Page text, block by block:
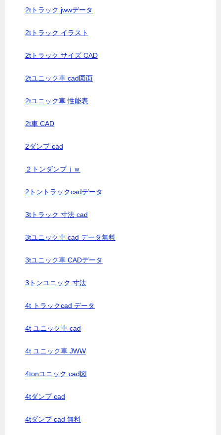
2tトラック jwwデータ
2tトラック イラスト
2tトラック サイズ CAD
2tユニック車 cad図面
2tユニック車 性能表
2t車 CAD
2ダンプ cad
２トンダンプｊｗ
2トントラックcadデータ
3tトラック 寸法 cad
3tユニック車 cad データ無料
3tユニック車 CADデータ
3トンユニック 寸法
4t トラックcad データ
4t ユニック車 cad
4t ユニック車 JWW
4tonユニック cad図
4tダンプ cad
4tダンプ cad 無料